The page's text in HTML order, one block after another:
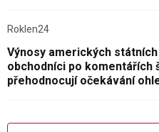
Roklen24
Výnosy amerických
obchodníci po komentářích
přehodnocují očekávání